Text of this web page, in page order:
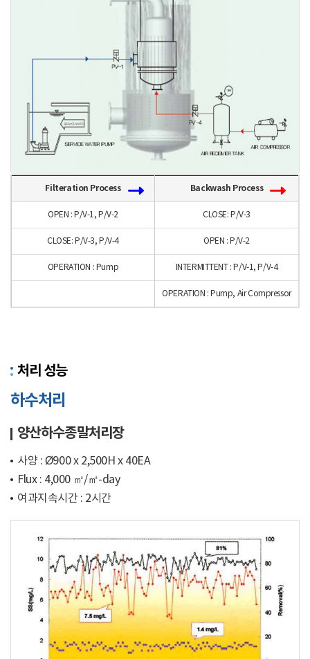
Filteration Process Backwash Process
OPEN : P/V-1, P/V-2 CLOSE: P/V-3
CLOSE: P/V-3, P/V-4 OPEN : P/V-2
OPERATION : Pump INTERMITTENT : P/V-1, P/V-4
OPERATION : Pump, Air Compressor
처리 성능
하수처리
양산하수종말처리장
사양 : Ø900 x 2,500H x 40EA
Flux : 4,000 ㎥/㎡-day
여과지속시간 : 2시간